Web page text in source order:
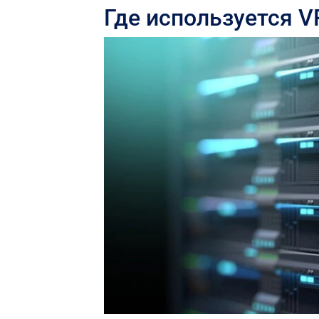
Где используется